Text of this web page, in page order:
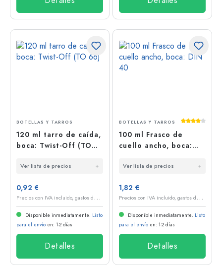
BOTELLAS Y TARROS
120 ml tarro de caída,
boca: Twist-Off (TO
Ver lista de precios
0,92 €
P
recios con IVA incluido, gastos de envío excluidos
Disponible inmediatamente. Listo
para el envío en: 1-2 días
Detalles
BOTELLAS Y TARROS
100 ml Frasco de
cuello ancho, boca:
Ver lista de precios
1,82 €
P
recios con IVA incluido, gastos de envío excluidos
Disponible inmediatamente. Listo
para el envío en: 1-2 días
Detalles